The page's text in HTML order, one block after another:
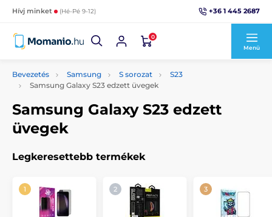
Hívj minket (Hé-Pé 9-12) +36 1 445 2687
0
Menü
Bevezetés Samsung S sorozat
S23
Samsung Galaxy S23 edzett üvegek
Samsung Galaxy S23 edzett
üvegek
Legkeresettebb termékek